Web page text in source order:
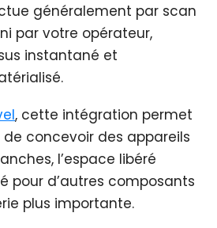
généralement par scan
par votre opérateur,
instantané et
, cette intégration permet
concevoir des appareils
l’espace libéré
pour d’autres composants
plus importante.